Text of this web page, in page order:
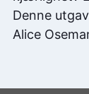
Denne
Alice